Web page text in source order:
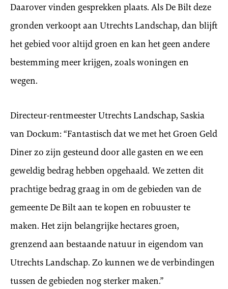
Daarover vinden gesprekken plaats. Als De Bilt deze
gronden verkoopt aan Utrechts Landschap, dan blijft
het gebied voor altijd groen en kan het geen andere
bestemming meer krijgen, zoals woningen en
wegen.
Directeur-rentmeester Utrechts Landschap, Saskia
van Dockum: “Fantastisch dat we met het Groen Geld
Diner zo zijn gesteund door alle gasten en we een
geweldig bedrag hebben opgehaald. We zetten dit
prachtige bedrag graag in om de gebieden van de
gemeente De Bilt aan te kopen en robuuster te
maken. Het zijn belangrijke hectares groen,
grenzend aan bestaande natuur in eigendom van
Utrechts Landschap. Zo kunnen we de verbindingen
tussen de gebieden nog sterker maken.”